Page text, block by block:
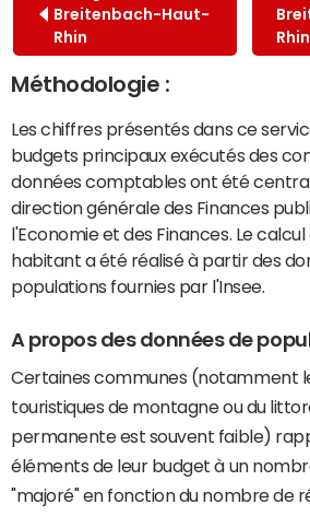
Breitenbach-Haut-
Rhin
Rhin
Méthodologie :
Les chiffres présentés dans ce
budgets principaux exécutés des
données comptables ont été
direction générale des Finances
l'Economie et des Finances. Le
habitant a été réalisé à partir des
populations fournies par l'Insee.
A propos des données de
Certaines communes (notamment
touristiques de montagne ou du
permanente est souvent faible)
éléments de leur budget à un
"majoré" en fonction du nombre de